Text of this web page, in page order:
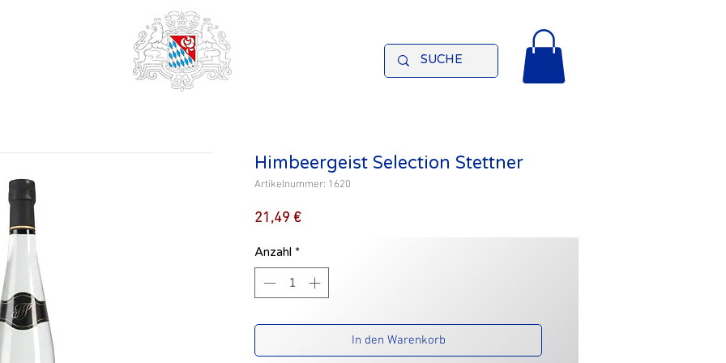
Himbeergeist Selection Stettner
Artikelnummer: 1620
21,49 €Preis
Anzahl *
In den Warenkorb